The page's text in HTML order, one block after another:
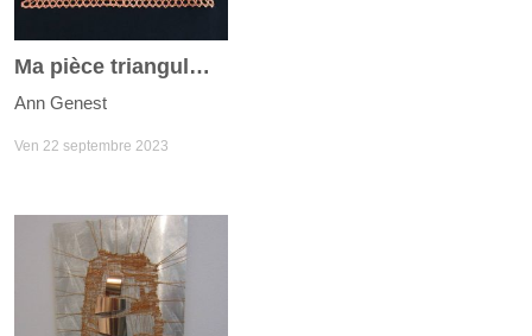
Ma pièce triangulaire
Ann Genest
Ven 22 septembre 2023